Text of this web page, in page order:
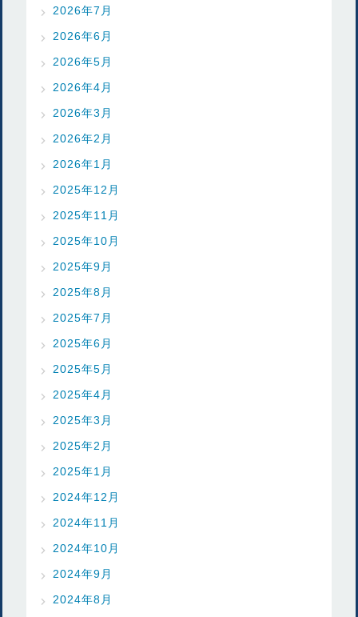
2026年7月
2026年6月
2026年5月
2026年4月
2026年3月
2026年2月
2026年1月
2025年12月
2025年11月
2025年10月
2025年9月
2025年8月
2025年7月
2025年6月
2025年5月
2025年4月
2025年3月
2025年2月
2025年1月
2024年12月
2024年11月
2024年10月
2024年9月
2024年8月